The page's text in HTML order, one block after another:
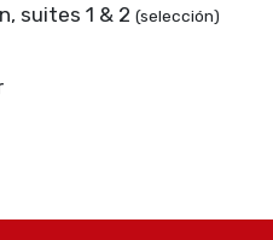
suites 1 & 2(selección)